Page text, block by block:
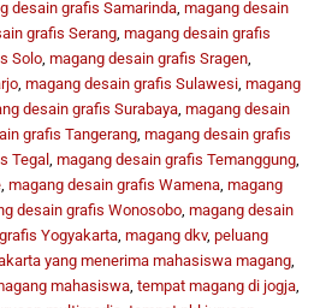
desain grafis Samarinda, magang desain
grafis Serang, magang desain grafis
Solo, magang desain grafis Sragen,
, magang desain grafis Sulawesi, magang
desain grafis Surabaya, magang desain
grafis Tangerang, magang desain grafis
Tegal , magang desain grafis Temanggung,
, magang desain grafis Wamena, magang
desain grafis Wonosobo, magang desain
Yogyakarta, magang dkv, peluang
yang menerima mahasiswa magang,
mahasiswa, tempat magang di jogja,